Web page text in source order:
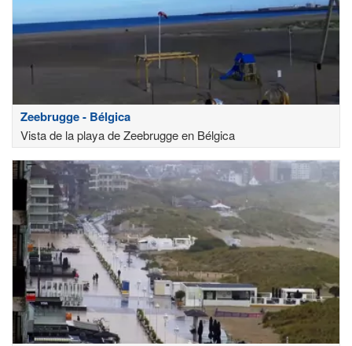
Zeebrugge - Bélgica
Vista de la playa de Zeebrugge en Bélgica